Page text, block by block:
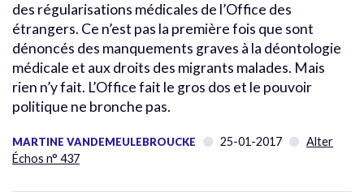
des régularisations médicales de l’Office des
étrangers. Ce n’est pas la première fois que sont
dénoncés des manquements graves à la déontologie
médicale et aux droits des migrants malades. Mais
rien n’y fait. L’Office fait le gros dos et le pouvoir
politique ne bronche pas.
MARTINE VANDEMEULEBROUCKE 25-01-2017
Alter
Échos n° 437